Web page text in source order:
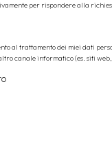
per rispondere alla
al trattamento dei miei dati
canale informatico (es. siti